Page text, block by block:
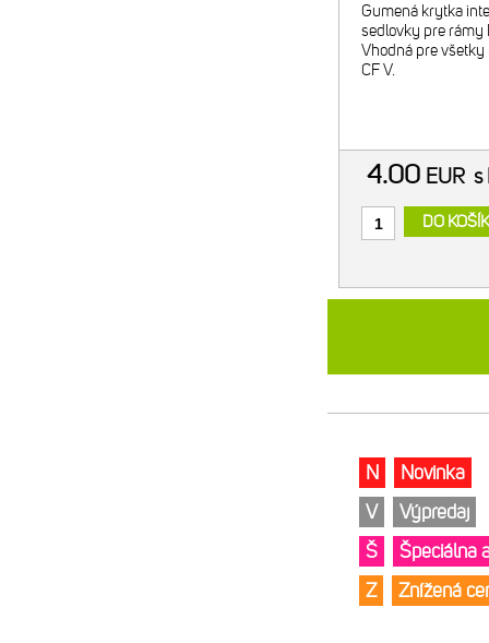
Gumená krytka
sedlovky pre rámy
Vhodná pre
CF V.
4.00 EUR s
DO
N
Novinka
V
Výpredaj
Š
Špeciálna
Z
Znížená